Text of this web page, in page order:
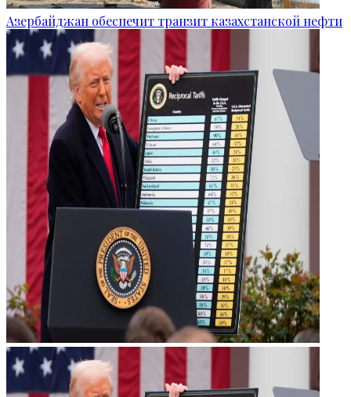
Азербайджан обеспечит транзит казахстанской нефти